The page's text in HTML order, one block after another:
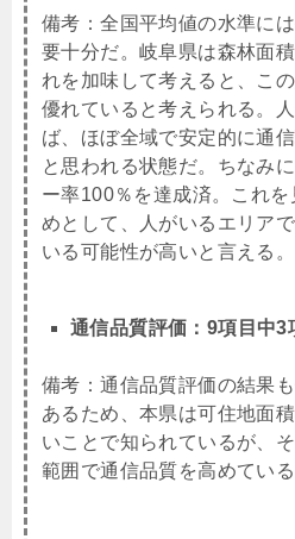
備考：全国平均値の水準に
要十分だ。岐阜県は森林面
れを加味して考えると、こ
優れていると考えられる。
ば、ほぼ全域で安定的に通
と思われる状態だ。ちなみ
ー率100％を達成済。これ
めとして、人がいるエリア
いる可能性が高いと言える。
通信品質評価：9項目中
備考：通信品質評価の結果
あるため、本県は可住地面
いことで知られているが、
範囲で通信品質を高めてい